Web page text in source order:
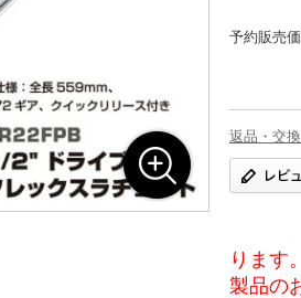
予約販売価
返品・交
ります。
製品の